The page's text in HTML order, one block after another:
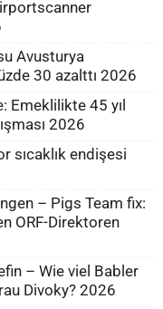
Avusturya
30 azalttı 2026
Emeklilikte 45 yıl
2026
sıcaklık endişesi
– Pigs Team fix:
ORF-Direktoren
– Wie viel Babler
Divoky? 2026